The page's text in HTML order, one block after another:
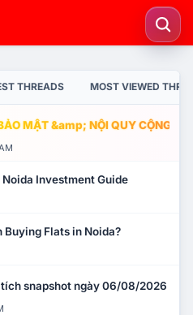
THREADS MOST VIEWED
MẬT &amp; NỘI QUY CỘNG
Investment Guide
Buying Flats in Noida?
tích snapshot ngày 06/08/2026